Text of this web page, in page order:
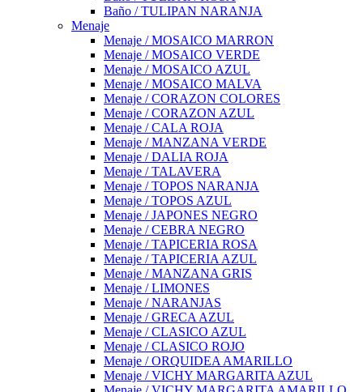
Baño / TULIPAN NARANJA
Menaje
Menaje / MOSAICO MARRON
Menaje / MOSAICO VERDE
Menaje / MOSAICO AZUL
Menaje / MOSAICO MALVA
Menaje / CORAZON COLORES
Menaje / CORAZON AZUL
Menaje / CALA ROJA
Menaje / MANZANA VERDE
Menaje / DALIA ROJA
Menaje / TALAVERA
Menaje / TOPOS NARANJA
Menaje / TOPOS AZUL
Menaje / JAPONES NEGRO
Menaje / CEBRA NEGRO
Menaje / TAPICERIA ROSA
Menaje / TAPICERIA AZUL
Menaje / MANZANA GRIS
Menaje / LIMONES
Menaje / NARANJAS
Menaje / GRECA AZUL
Menaje / CLASICO AZUL
Menaje / CLASICO ROJO
Menaje / ORQUIDEA AMARILLO
Menaje / VICHY MARGARITA AZUL